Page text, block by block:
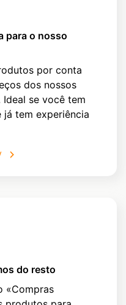
para o nosso
por conta
dos nossos
Ideal se você tem
tem experiência
do resto
«Compras